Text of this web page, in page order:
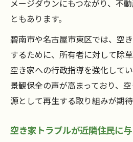
空き家に関する相談先
空き家トラブル時の専
メージダウンにもつながり、不
ともあります。
碧南市や名古屋市東区では、空
するために、所有者に対して除
空き家への行政指導を強化して
景観保全の声が高まっており、
源として再生する取り組みが期待
空き家トラブルが近隣住民に